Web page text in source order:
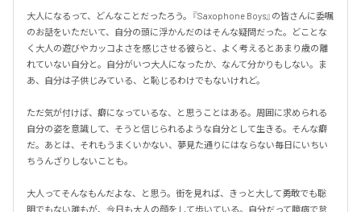
大人になるって、どんなことだったろう。『Saxophone Boys』の皆さんに委嘱
のお話をいただいて、自分の頭に浮かんだのはそんな疑問だった。どことな
く大人の遊びやカッコよさを感じさせる彼らと、よく考えるとあまり歳の離
れていない自分と。自分がいつ大人になったか、なんて分かりもしない。ま
あ、自分は子供じみている、と恥じるわけでもないけれど。
ただ気が付けば、癖になっているな、と思うことはある。周囲に求められる
自分の姿を意識して、そうと信じられるような自分として生きる。そんな癖
だ。あとは、それもうまくいかない、夢見た通りにはならない毎日にいちい
ちうんざりしないことも。
大人ってそんなもんだよな、と思う。街を見れば、きっと大して勇敢でも聡
明でもない誰もが、今日も大人の顔をして歩いている。自分だって臆病で怠